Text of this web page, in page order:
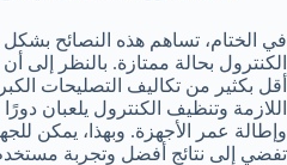
في الختام، تساهم هذه النصائح
الكنترول بحالة ممتازة. بالنظر إلى
أقل بكثير من تكاليف التصليحات
اللازمة وتنظيف الكنترول يلعبان
وإطالة عمر الأجهزة. وبهذا، يمكن
تفضي إلى نتائج أفضل وتجربة مستخدم